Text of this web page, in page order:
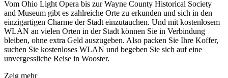
Vom Ohio Light Opera bis zur Wayne County Historical Society
and Museum gibt es zahlreiche Orte zu erkunden und sich in den
einzigartigen Charme der Stadt einzutauchen. Und mit kostenlosem
WLAN an vielen Orten in der Stadt können Sie in Verbindung
bleiben, ohne extra Geld auszugeben. Also packen Sie Ihre Koffer,
suchen Sie kostenloses WLAN und begeben Sie sich auf eine
unvergessliche Reise in Wooster.
Zeig mehr